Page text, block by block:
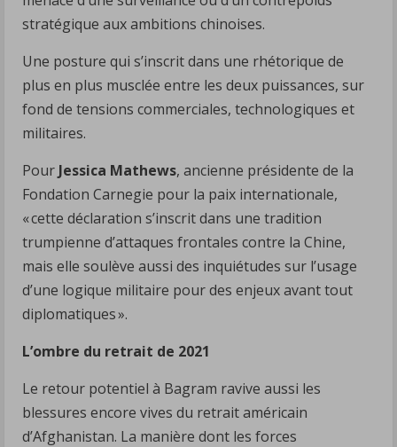
stratégique aux ambitions chinoises.
Une posture qui s’inscrit dans une rhétorique de
plus en plus musclée entre les deux puissances, sur
fond de tensions commerciales, technologiques et
militaires.
Pour Jessica Mathews, ancienne présidente de la
Fondation Carnegie pour la paix internationale,
« cette déclaration s’inscrit dans une tradition
trumpienne d’attaques frontales contre la Chine,
mais elle soulève aussi des inquiétudes sur l’usage
d’une logique militaire pour des enjeux avant tout
diplomatiques ».
L’ombre du retrait de 2021
Le retour potentiel à Bagram ravive aussi les
blessures encore vives du retrait américain
d’Afghanistan. La manière dont les forces